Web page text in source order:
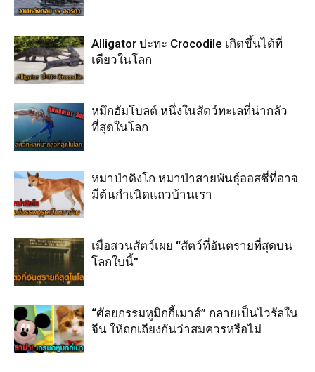
Alligator ปะทะ Crocodile เกิดขึ้นได้ที่
เดียวในโลก
หมึกฮัมโบลต์ หนึ่งในสัตว์ทะเลที่น่ากลัว
ที่สุดในโลก
หมาป่าดิงโก หมาป่าสายพันธุ์ออสซี่ที่อาจ
มีต้นกำเนิดแถวบ้านเรา
เมื่อสวนสัตว์เผย “สัตว์ที่อันตรายที่สุดบน
โลกใบนี้”
“ศัลยกรรมหูมิกกี้เมาส์” กลายเป็นไวรัลใน
จีน ให้ถกเถียงกันว่าสมควรหรือไม่